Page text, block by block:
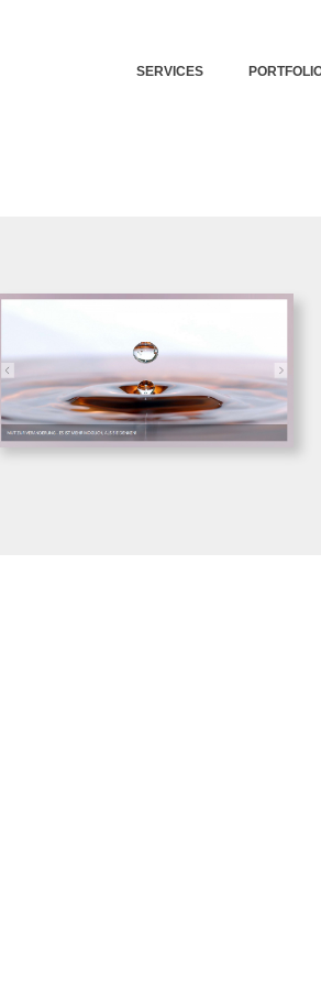
SERVICES